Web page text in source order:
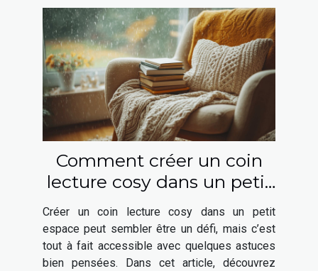
Comment créer un coin
lecture cosy dans un petit
espace
Créer un coin lecture cosy dans un petit
espace peut sembler être un défi, mais c’est
tout à fait accessible avec quelques astuces
bien pensées. Dans cet article, découvrez